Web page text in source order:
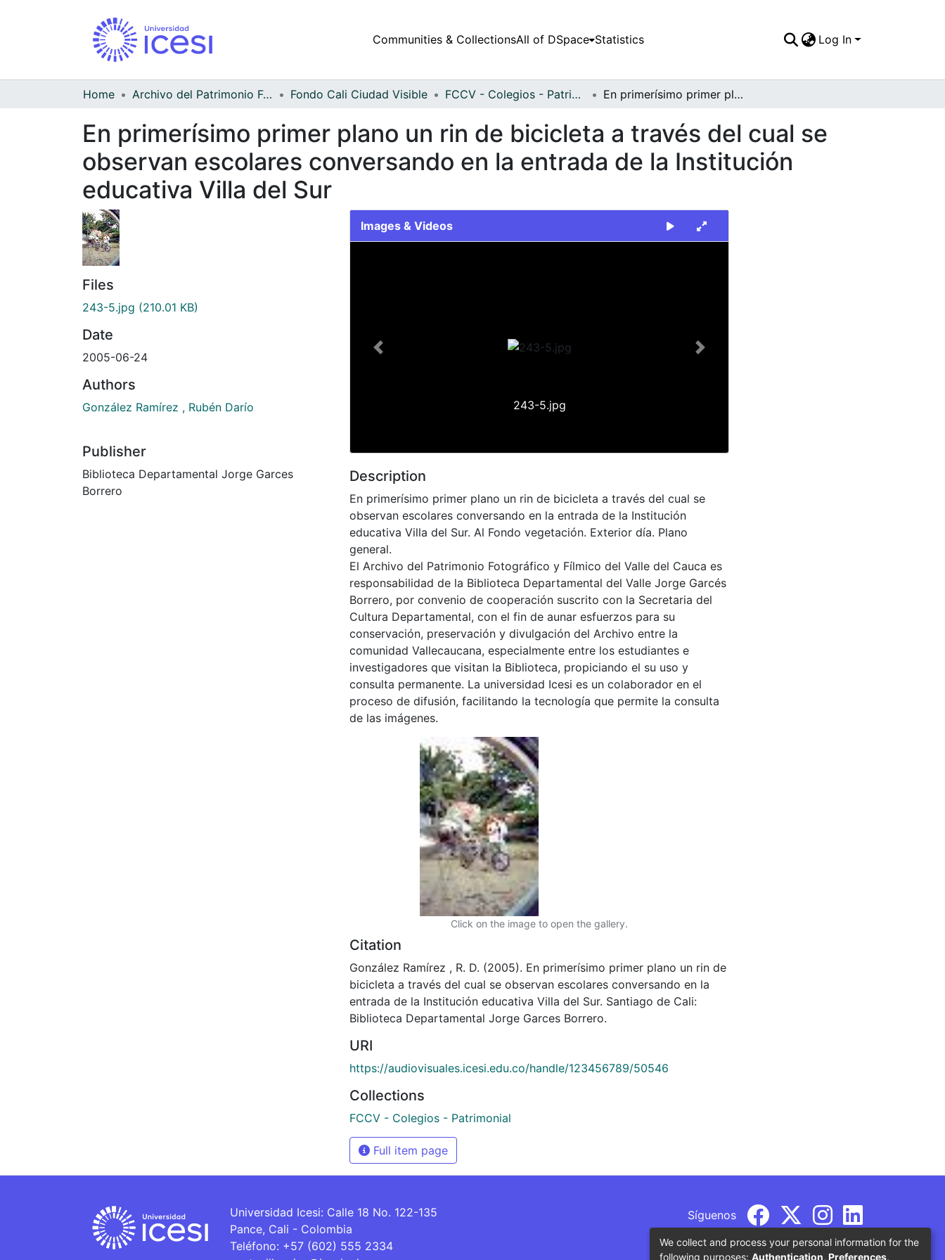
Communities & CollectionsAll of DSpace Statistics Log In
Home Archivo del Patrimonio Fotográfico y Fílmico del Valle del Cauca Fondo Cali Ciudad Visible FCCV - Colegios - Patrimonial En primerísimo primer plano un rin de bicicleta a través del cual se observan escolares conversando en la entrada de la Institución educativa Villa del Sur
En primerísimo primer plano un rin de bicicleta a través del cual se
observan escolares conversando en la entrada de la Institución
educativa Villa del Sur
Files
243-5.jpg (210.01 KB)
Date
2005-06-24
Authors
González Ramírez , Rubén Darío
Publisher
Biblioteca Departamental Jorge Garces
Borrero
Images & Videos
243-5.jpg
Previous Next
Description
En primerísimo primer plano un rin de bicicleta a través del cual se
observan escolares conversando en la entrada de la Institución
educativa Villa del Sur. Al Fondo vegetación. Exterior día. Plano
general.
El Archivo del Patrimonio Fotográfico y Fílmico del Valle del Cauca es
responsabilidad de la Biblioteca Departamental del Valle Jorge Garcés
Borrero, por convenio de cooperación suscrito con la Secretaria del
Cultura Departamental, con el fin de aunar esfuerzos para su
conservación, preservación y divulgación del Archivo entre la
comunidad Vallecaucana, especialmente entre los estudiantes e
investigadores que visitan la Biblioteca, propiciando el su uso y
consulta permanente. La universidad Icesi es un colaborador en el
proceso de difusión, facilitando la tecnología que permite la consulta
de las imágenes.
Click on the image to open the gallery.
Citation
González Ramírez , R. D. (2005). En primerísimo primer plano un rin de
bicicleta a través del cual se observan escolares conversando en la
entrada de la Institución educativa Villa del Sur. Santiago de Cali:
Biblioteca Departamental Jorge Garces Borrero.
URI
https://audiovisuales.icesi.edu.co/handle/123456789/50546
Collections
FCCV - Colegios - Patrimonial
Full item page
Universidad Icesi: Calle 18 No. 122-135
Pance, Cali - Colombia
Teléfono: +57 (602) 555 2334
Síguenos
We collect and process your personal information for the
following purposes: Authentication, Preferences,